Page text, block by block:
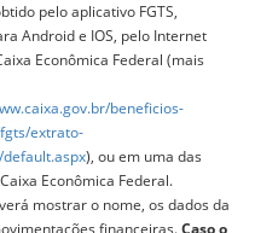
pelo aplicativo FGTS,
Android e IOS, pelo Internet
Econômica Federal (mais
beneficios-
extrato-
), ou em uma das
Econômica Federal.
mostrar o nome, os dados da
financeiras. Caso o